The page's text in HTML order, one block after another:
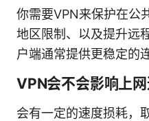
你需要VPN来保护在公
地区限制、以及提升远
户端通常提供更稳定的
VPN会不会影响上网
会有一定的速度损耗，